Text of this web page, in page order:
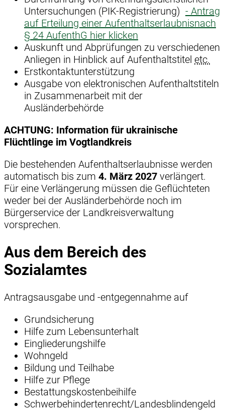
Untersuchungen (PIK-Registrierung) - Antrag
auf Erteilung einer Aufenthaltserlaubnisnach
§ 24 AufenthG hier klicken
Auskunft und Abprüfungen zu verschiedenen
Anliegen in Hinblick auf Aufenthaltstitel etc.
Erstkontaktunterstützung
Ausgabe von elektronischen Aufenthaltstiteln
in Zusammenarbeit mit der
Ausländerbehörde
ACHTUNG: Information für ukrainische
Flüchtlinge im Vogtlandkreis
Die bestehenden Aufenthaltserlaubnisse werden
automatisch bis zum 4. März 2027 verlängert.
Für eine Verlängerung müssen die Geflüchteten
weder bei der Ausländerbehörde noch im
Bürgerservice der Landkreisverwaltung
vorsprechen.
Aus dem Bereich des
Sozialamtes
Antragsausgabe und -entgegennahme auf
Grundsicherung
Hilfe zum Lebensunterhalt
Eingliederungshilfe
Wohngeld
Bildung und Teilhabe
Hilfe zur Pflege
Bestattungskostenbeihilfe
Schwerbehindertenrecht/Landesblindengeld